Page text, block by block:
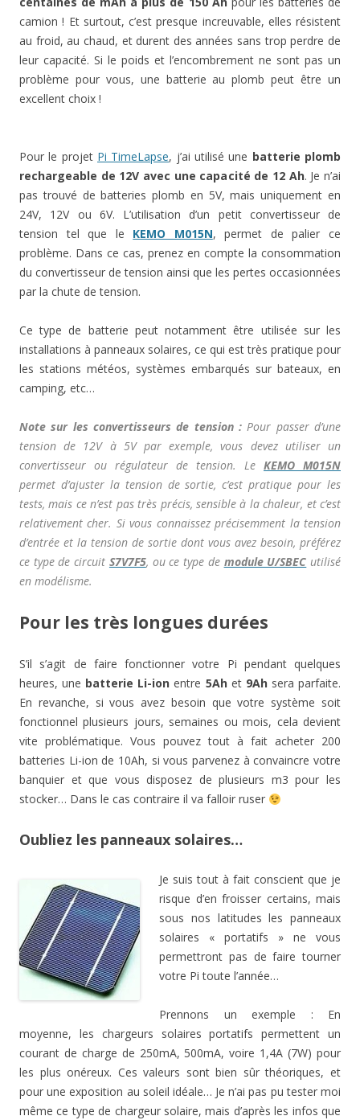
camion ! Et surtout, c’est presque increuvable, elles résistent
au froid, au chaud, et durent des années sans trop perdre de
leur capacité. Si le poids et l’encombrement ne sont pas un
problème pour vous, une batterie au plomb peut être un
excellent choix !
Pour le projet Pi TimeLapse, j’ai utilisé une batterie plomb
rechargeable de 12V avec une capacité de 12 Ah. Je n’ai
pas trouvé de batteries plomb en 5V, mais uniquement en
24V, 12V ou 6V. L’utilisation d’un petit convertisseur de
tension tel que le KEMO M015N, permet de palier ce
problème. Dans ce cas, prenez en compte la consommation
du convertisseur de tension ainsi que les pertes occasionnées
par la chute de tension.
Ce type de batterie peut notamment être utilisée sur les
installations à panneaux solaires, ce qui est très pratique pour
les stations météos, systèmes embarqués sur bateaux, en
camping, etc…
Note sur les convertisseurs de tension : Pour passer d’une
tension de 12V à 5V par exemple, vous devez utiliser un
convertisseur ou régulateur de tension. Le KEMO M015N
permet d’ajuster la tension de sortie, c’est pratique pour les
tests, mais ce n’est pas très précis, sensible à la chaleur, et c’est
relativement cher. Si vous connaissez précisemment la tension
d’entrée et la tension de sortie dont vous avez besoin, préférez
ce type de circuit S7V7F5, ou ce type de module U/SBEC utilisé
en modélisme.
Pour les très longues durées
S’il s’agit de faire fonctionner votre Pi pendant quelques
heures, une batterie Li-ion entre 5Ahet 9Ahsera parfaite.
En revanche, si vous avez besoin que votre système soit
fonctionnel plusieurs jours, semaines ou mois, cela devient
vite problématique. Vous pouvez tout à fait acheter 200
batteries Li-ion de 10Ah, si vous parvenez à convaincre votre
banquier et que vous disposez de plusieurs m3 pour les
stocker… Dans le cas contraire il va falloir ruser
Oubliez les panneaux solaires…
Je suis tout à fait conscient que je
risque d’en froisser certains, mais
sous nos latitudes les panneaux
solaires « portatifs » ne vous
permettront pas de faire tourner
votre Pi toute l’année…
Prennons un exemple : En
moyenne, les chargeurs solaires portatifs permettent un
courant de charge de 250mA, 500mA, voire 1,4A (7W) pour
les plus onéreux. Ces valeurs sont bien sûr théoriques, et
pour une exposition au soleil idéale… Je n’ai pas pu tester moi
même ce type de chargeur solaire, mais d’après les infos que